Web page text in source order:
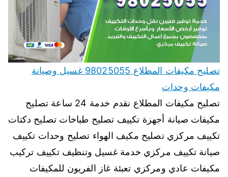
تصليح مكيفات المطلاع 98025055 غسيل وصيانة
مكيفات وحدات
تصليح مكيفات المطلاع نقدم خدمة 24 ساعة تصليح
مكيفات صيانة أجهزة تكييف تصليح طباخات تصليح دكتات
تكييف مركزي تصليح مكيف الهواء تصليح وحدات تكييف
صيانة تكييف مركزي خدمة غسيل وتنظيف تكييف تركيب
مكيفات عادي ومركزي تعبئة غاز الفريون للمكيفات